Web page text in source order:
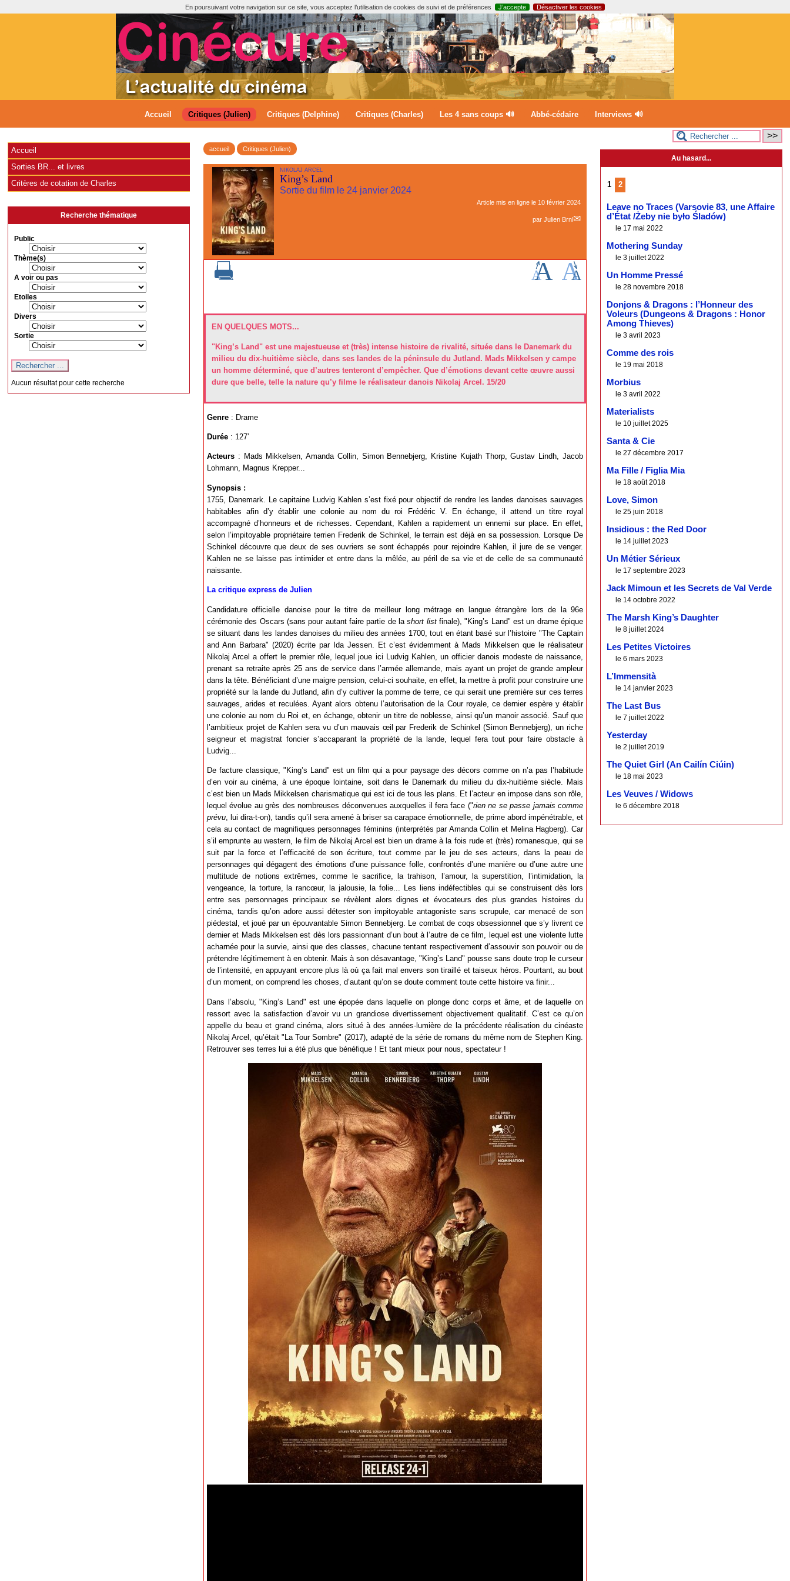
En poursuivant votre navigation sur ce site, vous acceptez l’utilisation de cookies de suivi et de préférences J’accepte Désactiver les cookies
Accueil Critiques (Julien) Critiques (Delphine) Critiques (Charles) Les 4 sans coups 🔊 Abbé-cédaire Interviews 🔊
accueil Critiques (Julien)
NIKOLAJ ARCEL
King’s Land
Sortie du film le 24 janvier 2024
Article mis en ligne le 10 février 2024
par Julien Brnl
EN QUELQUES MOTS...
"King’s Land" est une majestueuse et (très) intense histoire de rivalité, située dans le Danemark du
milieu du dix-huitième siècle, dans ses landes de la péninsule du Jutland. Mads Mikkelsen y campe
un homme déterminé, que d’autres tenteront d’empêcher. Que d’émotions devant cette œuvre aussi
dure que belle, telle la nature qu’y filme le réalisateur danois Nikolaj Arcel. 15/20
Genre : Drame
Durée : 127’
Acteurs : Mads Mikkelsen, Amanda Collin, Simon Bennebjerg, Kristine Kujath Thorp, Gustav Lindh, Jacob
Lohmann, Magnus Krepper...
Synopsis :
1755, Danemark. Le capitaine Ludvig Kahlen s’est fixé pour objectif de rendre les landes danoises sauvages
habitables afin d’y établir une colonie au nom du roi Frédéric V. En échange, il attend un titre royal
accompagné d’honneurs et de richesses. Cependant, Kahlen a rapidement un ennemi sur place. En effet,
selon l’impitoyable propriétaire terrien Frederik de Schinkel, le terrain est déjà en sa possession. Lorsque De
Schinkel découvre que deux de ses ouvriers se sont échappés pour rejoindre Kahlen, il jure de se venger.
Kahlen ne se laisse pas intimider et entre dans la mêlée, au péril de sa vie et de celle de sa communauté
naissante.
La critique express de Julien
Candidature officielle danoise pour le titre de meilleur long métrage en langue étrangère lors de la 96e
cérémonie des Oscars (sans pour autant faire partie de lashort listfinale), "King’s Land" est un drame épique
se situant dans les landes danoises du milieu des années 1700, tout en étant basé sur l’histoire "The Captain
and Ann Barbara" (2020) écrite par Ida Jessen. Et c’est évidemment à Mads Mikkelsen que le réalisateur
Nikolaj Arcel a offert le premier rôle, lequel joue ici Ludvig Kahlen, un officier danois modeste de naissance,
prenant sa retraite après 25 ans de service dans l’armée allemande, mais ayant un projet de grande ampleur
dans la tête. Bénéficiant d’une maigre pension, celui-ci souhaite, en effet, la mettre à profit pour construire une
propriété sur la lande du Jutland, afin d’y cultiver la pomme de terre, ce qui serait une première sur ces terres
sauvages, arides et reculées. Ayant alors obtenu l’autorisation de la Cour royale, ce dernier espère y établir
une colonie au nom du Roi et, en échange, obtenir un titre de noblesse, ainsi qu’un manoir associé. Sauf que
l’ambitieux projet de Kahlen sera vu d’un mauvais œil par Frederik de Schinkel (Simon Bennebjerg), un riche
seigneur et magistrat foncier s’accaparant la propriété de la lande, lequel fera tout pour faire obstacle à
Ludvig...
De facture classique, "King’s Land" est un film qui a pour paysage des décors comme on n’a pas l’habitude
d’en voir au cinéma, à une époque lointaine, soit dans le Danemark du milieu du dix-huitième siècle. Mais
c’est bien un Mads Mikkelsen charismatique qui est ici de tous les plans. Et l’acteur en impose dans son rôle,
lequel évolue au grès des nombreuses déconvenues auxquelles il fera face ("rien ne se passe jamais comme
prévu, lui dira-t-on), tandis qu’il sera amené à briser sa carapace émotionnelle, de prime abord impénétrable, et
cela au contact de magnifiques personnages féminins (interprétés par Amanda Collin et Melina Hagberg). Car
s’il emprunte au western, le film de Nikolaj Arcel est bien un drame à la fois rude et (très) romanesque, qui se
suit par la force et l’efficacité de son écriture, tout comme par le jeu de ses acteurs, dans la peau de
personnages qui dégagent des émotions d’une puissance folle, confrontés d’une manière ou d’une autre une
multitude de notions extrêmes, comme le sacrifice, la trahison, l’amour, la superstition, l’intimidation, la
vengeance, la torture, la rancœur, la jalousie, la folie... Les liens indéfectibles qui se construisent dès lors
entre ses personnages principaux se révèlent alors dignes et évocateurs des plus grandes histoires du
cinéma, tandis qu’on adore aussi détester son impitoyable antagoniste sans scrupule, car menacé de son
piédestal, et joué par un épouvantable Simon Bennebjerg. Le combat de coqs obsessionnel que s’y livrent ce
dernier et Mads Mikkelsen est dès lors passionnant d’un bout à l’autre de ce film, lequel est une violente lutte
acharnée pour la survie, ainsi que des classes, chacune tentant respectivement d’assouvir son pouvoir ou de
prétendre légitimement à en obtenir. Mais à son désavantage, "King’s Land" pousse sans doute trop le curseur
de l’intensité, en appuyant encore plus là où ça fait mal envers son tiraillé et taiseux héros. Pourtant, au bout
d’un moment, on comprend les choses, d’autant qu’on se doute comment toute cette histoire va finir...
Dans l’absolu, "King’s Land" est une épopée dans laquelle on plonge donc corps et âme, et de laquelle on
ressort avec la satisfaction d’avoir vu un grandiose divertissement objectivement qualitatif. C’est ce qu’on
appelle du beau et grand cinéma, alors situé à des années-lumière de la précédente réalisation du cinéaste
Nikolaj Arcel, qu’était "La Tour Sombre" (2017), adapté de la série de romans du même nom de Stephen King.
Retrouver ses terres lui a été plus que bénéfique ! Et tant mieux pour nous, spectateur !
Accueil
Sorties BR... et livres
Critères de cotation de Charles
Recherche thématique
Public
Thème(s)
A voir ou pas
Etoiles
Divers
Sortie
Aucun résultat pour cette recherche
Au hasard...
1 2
Leave no Traces (Varsovie 83, une Affaire
d’État /Żeby nie było Śladów)
le 17 mai 2022
Mothering Sunday
le 3 juillet 2022
Un Homme Pressé
le 28 novembre 2018
Donjons & Dragons : l’Honneur des
Voleurs (Dungeons & Dragons : Honor
Among Thieves)
le 3 avril 2023
Comme des rois
le 19 mai 2018
Morbius
le 3 avril 2022
Materialists
le 10 juillet 2025
Santa & Cie
le 27 décembre 2017
Ma Fille / Figlia Mia
le 18 août 2018
Love, Simon
le 25 juin 2018
Insidious : the Red Door
le 14 juillet 2023
Un Métier Sérieux
le 17 septembre 2023
Jack Mimoun et les Secrets de Val Verde
le 14 octobre 2022
The Marsh King’s Daughter
le 8 juillet 2024
Les Petites Victoires
le 6 mars 2023
L’Immensità
le 14 janvier 2023
The Last Bus
le 7 juillet 2022
Yesterday
le 2 juillet 2019
The Quiet Girl (An Cailín Ciúin)
le 18 mai 2023
Les Veuves / Widows
le 6 décembre 2018